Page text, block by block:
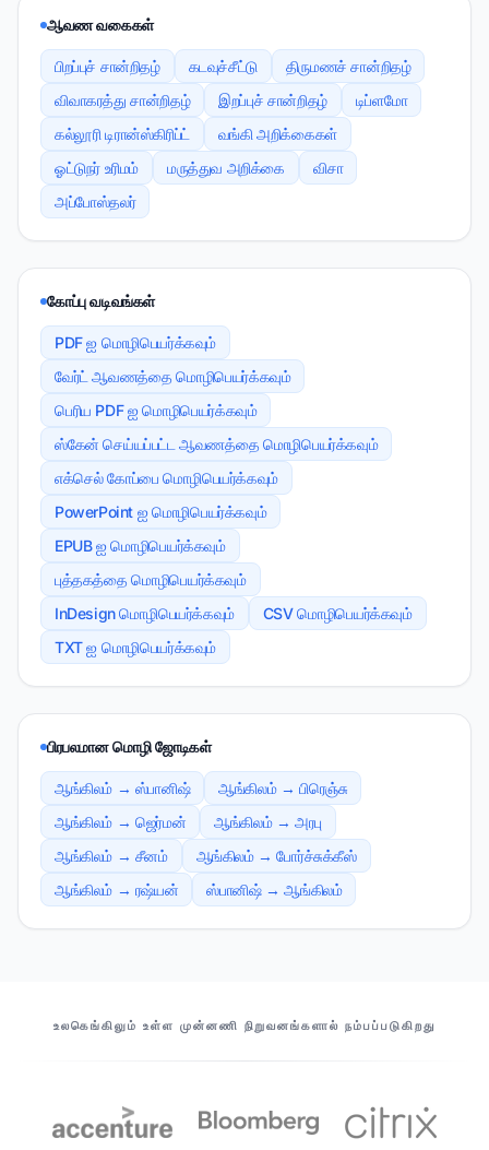
ஆவண வகைகள்
பிறப்புச் சான்றிதழ் கடவுச்சீட்டு
திருமணச் சான்றிதழ்
விவாகரத்து சான்றிதழ்
இறப்புச் சான்றிதழ்
டிப்ளமோ
கல்லூரி டிரான்ஸ்கிரிப்ட்
வங்கி அறிக்கைகள்
ஓட்டுநர் உரிமம்
மருத்துவ அறிக்கை
விசா
அப்போஸ்தலர்
கோப்பு வடிவங்கள்
PDF ஐ மொழிபெயர்க்கவும்
வேர்ட் ஆவணத்தை மொழிபெயர்க்கவும்
பெரிய PDF ஐ மொழிபெயர்க்கவும்
ஸ்கேன் செய்யப்பட்ட ஆவணத்தை மொழிபெயர்க்கவும்
எக்செல் கோப்பை மொழிபெயர்க்கவும்
PowerPoint ஐ மொழிபெயர்க்கவும்
EPUB ஐ மொழிபெயர்க்கவும்
புத்தகத்தை மொழிபெயர்க்கவும்
InDesign மொழிபெயர்க்கவும்
CSV மொழிபெயர்க்கவும்
TXT ஐ மொழிபெயர்க்கவும்
பிரபலமான மொழி ஜோடிகள்
ஆங்கிலம் → ஸ்பானிஷ்
ஆங்கிலம் → பிரெஞ்சு
ஆங்கிலம் → ஜெர்மன்
ஆங்கிலம் → அரபு
ஆங்கிலம் → சீனம்
ஆங்கிலம் → போர்ச்சுக்கீஸ்
ஆங்கிலம் → ரஷ்யன்
ஸ்பானிஷ் → ஆங்கிலம்
எங்கள் பங்காளிகள்
உலகெங்கிலும் உள்ள முன்னணி நிறுவனங்களால் நம்பப்படுகிறது